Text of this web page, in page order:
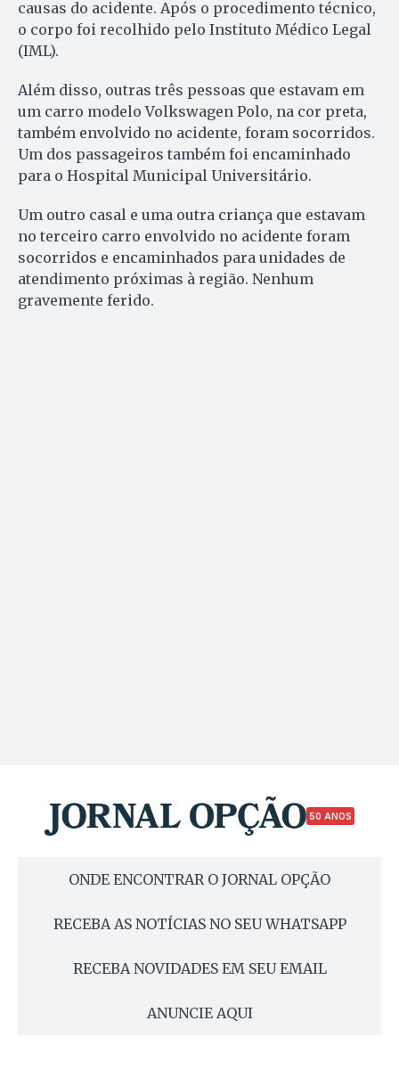
causas do acidente. Após o procedimento técnico,
o corpo foi recolhido pelo Instituto Médico Legal
(IML).
Além disso, outras três pessoas que estavam em
um carro modelo Volkswagen Polo, na cor preta,
também envolvido no acidente, foram socorridos.
Um dos passageiros também foi encaminhado
para o Hospital Municipal Universitário.
Um outro casal e uma outra criança que estavam
no terceiro carro envolvido no acidente foram
socorridos e encaminhados para unidades de
atendimento próximas à região. Nenhum
gravemente ferido.
50 ANOS
ONDE ENCONTRAR O JORNAL OPÇÃO
RECEBA AS NOTÍCIAS NO SEU WHATSAPP
RECEBA NOVIDADES EM SEU EMAIL
ANUNCIE AQUI